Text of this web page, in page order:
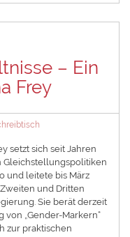
– Ein
Frey
setzt sich seit Jahren
Gleichstellungspolitiken
und leitete bis März
und Dritten
Sie berät derzeit
„Gender-Markern“
zur praktischen